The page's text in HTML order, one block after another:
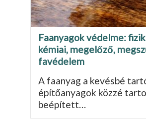
Faanyagok védelme:
kémiai, megelőző,
favédelem
A faanyag a kevésbé
építőanyagok közzé
beépített…